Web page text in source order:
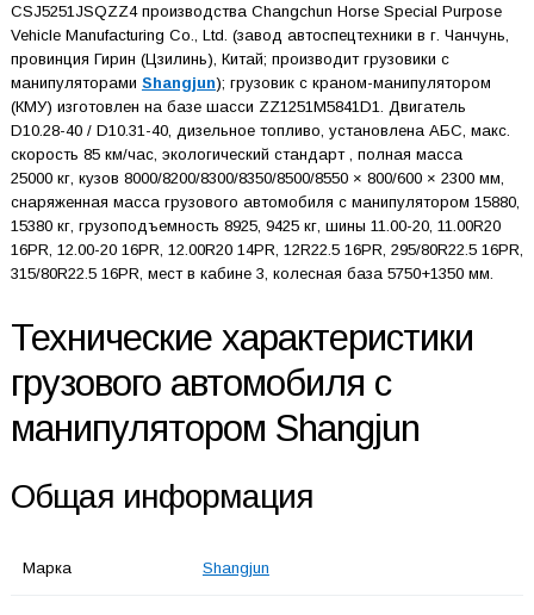
CSJ5251JSQZZ4 производства Changchun Horse Special Purpose
Vehicle Manufacturing Co., Ltd. (завод автоспецтехники в г. Чанчунь,
провинция Гирин (Цзилинь), Китай; производит грузовики с
манипуляторами Shangjun); грузовик с краном-манипулятором
(КМУ) изготовлен на базе шасси ZZ1251M5841D1. Двигатель
D10.28-40 / D10.31-40, дизельное топливо, установлена АБС, макс.
скорость 85 км/час, экологический стандарт , полная масса
25000 кг, кузов 8000/8200/8300/8350/8500/8550 × 800/600 × 2300 мм,
снаряженная масса грузового автомобиля с манипулятором 15880,
15380 кг, грузоподъемность 8925, 9425 кг, шины 11.00-20, 11.00R20
16PR, 12.00-20 16PR, 12.00R20 14PR, 12R22.5 16PR, 295/80R22.5 16PR,
315/80R22.5 16PR, мест в кабине 3, колесная база 5750+1350 мм.
Технические характеристики
грузового автомобиля с
манипулятором Shangjun
Общая информация
Марка Shangjun